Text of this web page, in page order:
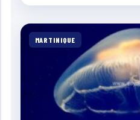
MARTINIQUE